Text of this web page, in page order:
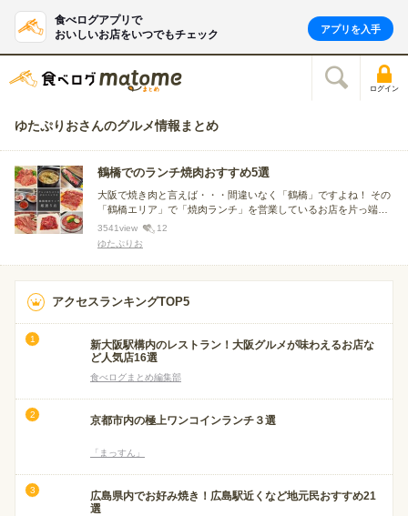
食べログアプリで
おいしいお店をいつでもチェック
アプリを入手
ログイン
ゆたぷりおさんのグルメ情報まとめ
鶴橋でのランチ焼肉おすすめ5選
大阪で焼き肉と言えば・・・間違いなく「鶴橋」ですよね！ その
「鶴橋エリア」で「焼肉ランチ」を営業しているお店を片っ端か
ら食べ尽くした 「グルメゆたぷりお」が厳選する「鶴橋焼肉ラン
チ」5店を紹介させていただきます。
3541view
12
ゆたぷりお
アクセスランキングTOP5
新大阪駅構内のレストラン！大阪グルメが味わえるお店な
ど人気店16選
食べログまとめ編集部
京都市内の極上ワンコインランチ３選
「まっすん」
広島県内でお好み焼き！広島駅近くなど地元民おすすめ21
選